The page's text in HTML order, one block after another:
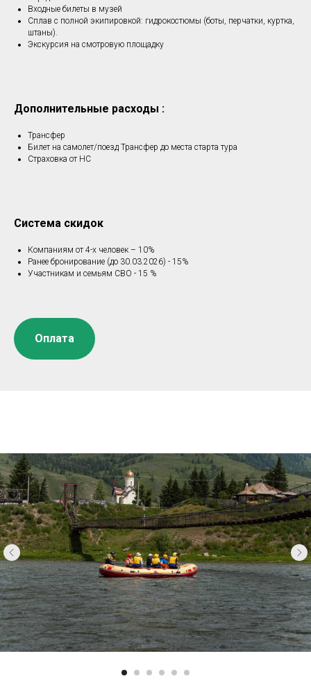
Входные билеты в музей
Сплав с полной экипировкой: гидрокостюмы (боты, перчатки, куртка,
штаны).
Экскурсия на смотровую площадку
Дополнительные расходы :
Трансфер
Билет на самолет/поезд Трансфер до места старта тура
Страховка от НС
Система скидок
Компаниям от 4-х человек – 10%
Ранее бронирование (до 30.03.2026) - 15%
Участникам и семьям СВО - 15 %
Оплата